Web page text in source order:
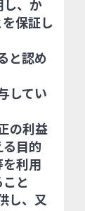
し、か
保証し
と認め
してい
の利益
目的
利用
と
し、又